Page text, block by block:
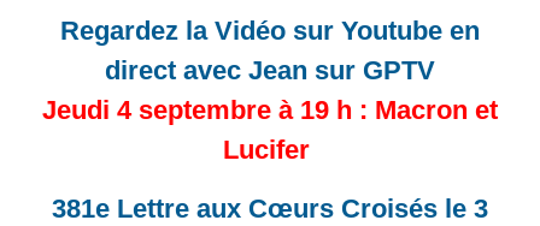
Regardez la Vidéo sur Youtube en
direct avec Jean sur GPTV
Jeudi 4 septembre à 19 h : Macron et
Lucifer
381e Lettre aux Cœurs Croisés le 3